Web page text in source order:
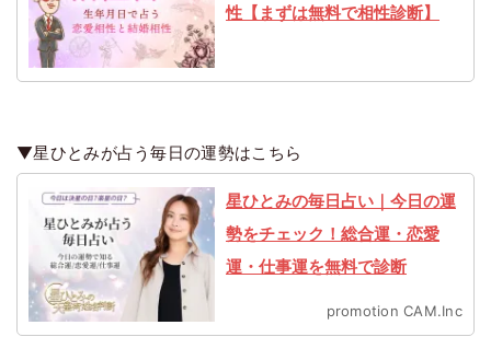
性【まずは無料で相性診断】
▼星ひとみが占う毎日の運勢はこちら
星ひとみの毎日占い｜今日の運
勢をチェック！総合運・恋愛
運・仕事運を無料で診断
promotion CAM.Inc